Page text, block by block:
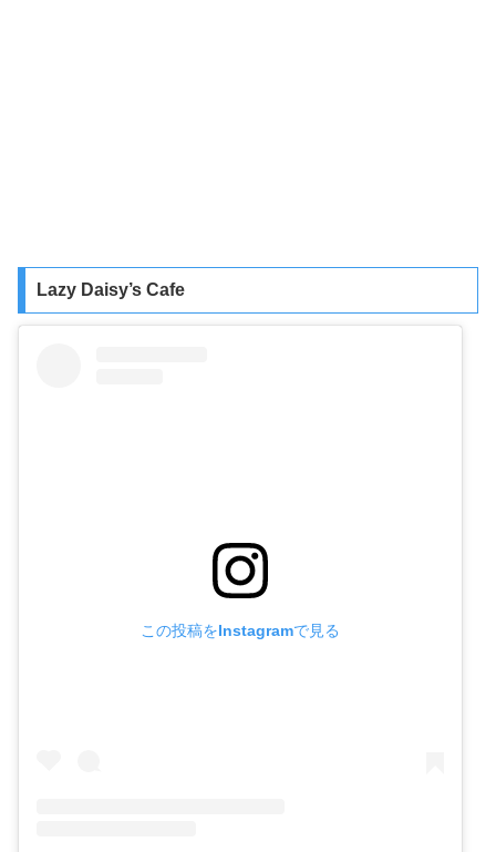
Lazy Daisy’s Cafe
この投稿をInstagramで見る